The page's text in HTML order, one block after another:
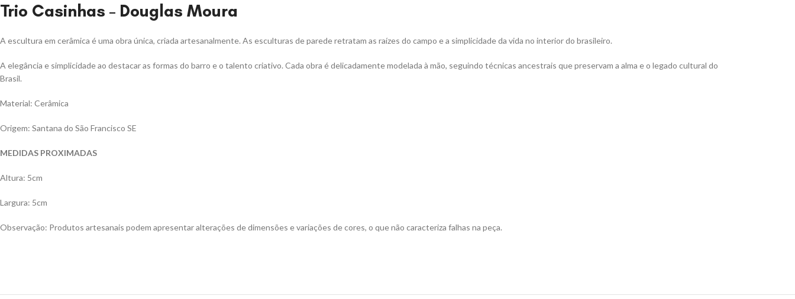
Trio Casinhas – Douglas Moura
A escultura em cerâmica é uma obra única, criada artesanalmente. As esculturas de parede retratam as raízes do campo e a simplicidade da vida no interior do brasileiro.
A elegância e simplicidade ao destacar as formas do barro e o talento criativo. Cada obra é delicadamente modelada à mão, seguindo técnicas ancestrais que preservam a alma e o legado cultural do
Brasil.
Material: Cerâmica
Origem: Santana do São Francisco SE
MEDIDAS PROXIMADAS
Altura: 5cm
Largura: 5cm
Observação: Produtos artesanais podem apresentar alterações de dimensões e variações de cores, o que não caracteriza falhas na peça.